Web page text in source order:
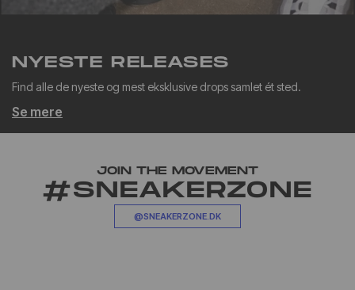
NYESTE RELEASES
Find alle de nyeste og mest eksklusive drops samlet ét sted.
Se mere
JOIN THE MOVEMENT
#SNEAKERZONE
@SNEAKERZONE.DK